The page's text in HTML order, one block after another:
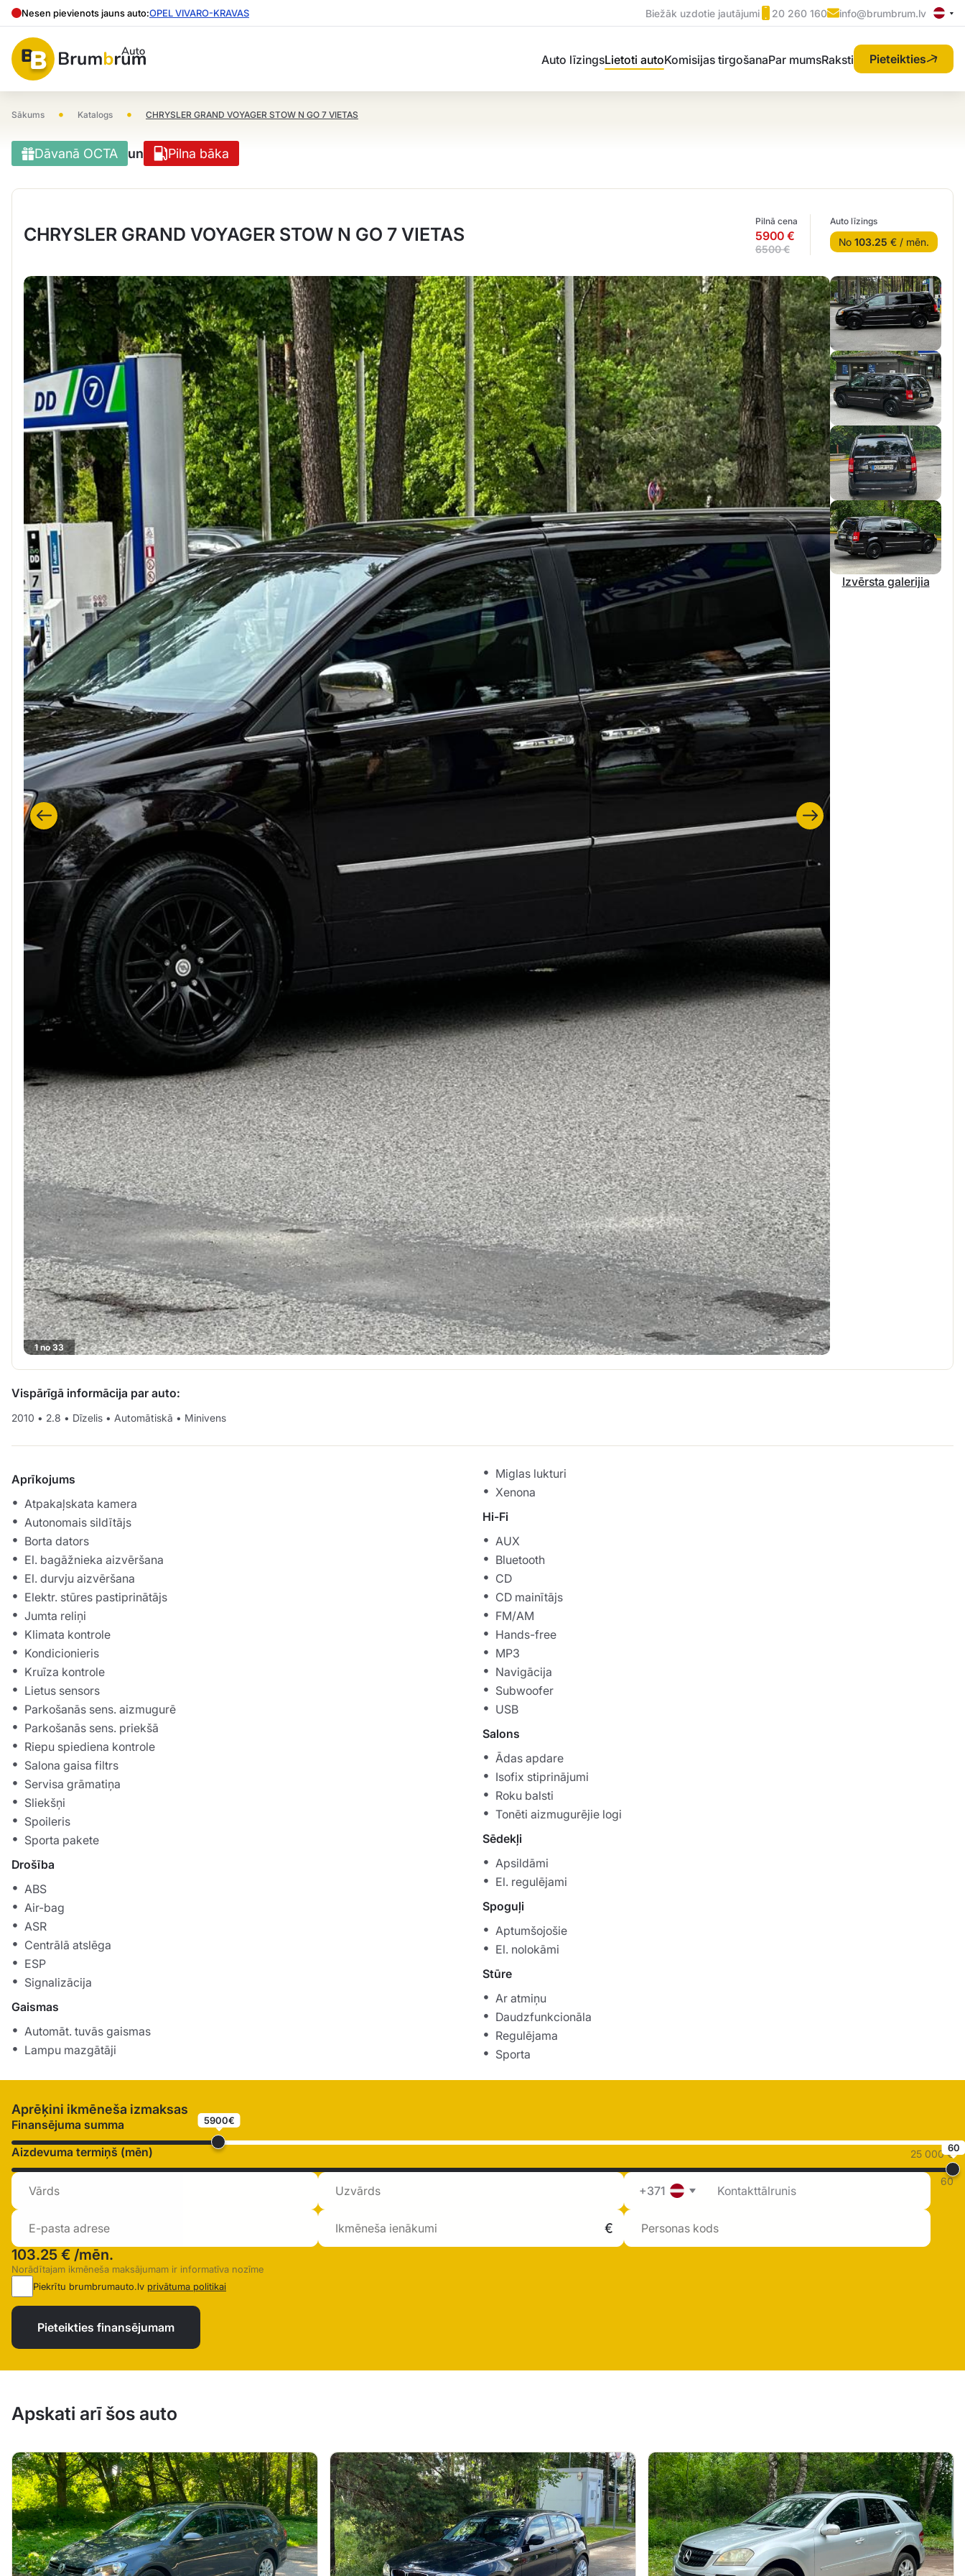
Nesen pievienots jauns auto:OPEL VIVARO-KRAVAS Biežāk uzdotie jautājumi 20 260 160 info@brumbrum.lv
Auto līzingsLietoti autoKomisijas tirgošanaPar mumsRaksti Pieteikties
Sākums • Katalogs • CHRYSLER GRAND VOYAGER STOW N GO 7 VIETAS
Dāvanā OCTA un Pilna bāka
CHRYSLER GRAND VOYAGER STOW N GO 7 VIETAS
Pilnā cena
5900 €
6500 €
Auto līzings
No 103.25 € / mēn.
1 no 33
Izvērsta galerijia
Vispārīgā informācija par auto:
2010 • 2.8 • Dīzelis • Automātiskā • Minivens
Aprīkojums
Atpakaļskata kamera
Autonomais sildītājs
Borta dators
El. bagāžnieka aizvēršana
El. durvju aizvēršana
Elektr. stūres pastiprinātājs
Jumta reliņi
Klimata kontrole
Kondicionieris
Kruīza kontrole
Lietus sensors
Parkošanās sens. aizmugurē
Parkošanās sens. priekšā
Riepu spiediena kontrole
Salona gaisa filtrs
Servisa grāmatiņa
Sliekšņi
Spoileris
Sporta pakete
Drošība
ABS
Air-bag
ASR
Centrālā atslēga
ESP
Signalizācija
Gaismas
Automāt. tuvās gaismas
Lampu mazgātāji
Miglas lukturi
Xenona
Hi-Fi
AUX
Bluetooth
CD
CD mainītājs
FM/AM
Hands-free
MP3
Navigācija
Subwoofer
USB
Salons
Ādas apdare
Isofix stiprinājumi
Roku balsti
Tonēti aizmugurējie logi
Sēdekļi
Apsildāmi
El. regulējami
Spoguļi
Aptumšojošie
El. nolokāmi
Stūre
Ar atmiņu
Daudzfunkcionāla
Regulējama
Sporta
Aprēķini ikmēneša izmaksas
Finansējuma summa 5900€
25 000 €
Aizdevuma termiņš (mēn) 60
60
+371
103.25 € /mēn.
Norādītajam ikmēneša maksājumam ir informatīva nozīme
Piekrītu brumbrumauto.lv privātuma politikai
Pieteikties finansējumam
Apskati arī šos auto